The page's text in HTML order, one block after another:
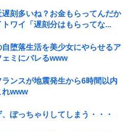
遅刻多いね？お金もらってんだか
ワイ「遅刻分はもらってな...
自堕落生活を美少女にやらせるア
ミにバレるwww
ランスが地震発生から6時間以内
れwww
、ぽっちゃりしてしまう・・・